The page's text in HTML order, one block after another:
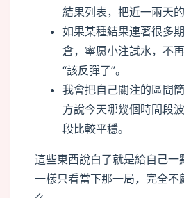
結果列表，把近一兩天的
如果某種結果連著很多
倉，寧愿小注試水，不
“該反彈了”。
我會把自己關注的區間
方說今天哪幾個時間段
段比較平穩。
這些東西說白了就是給自己一
一樣只看當下那一局，完全不